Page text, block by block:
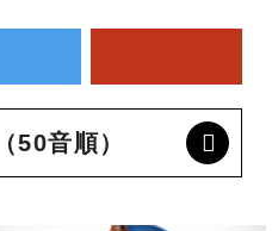
50音順）